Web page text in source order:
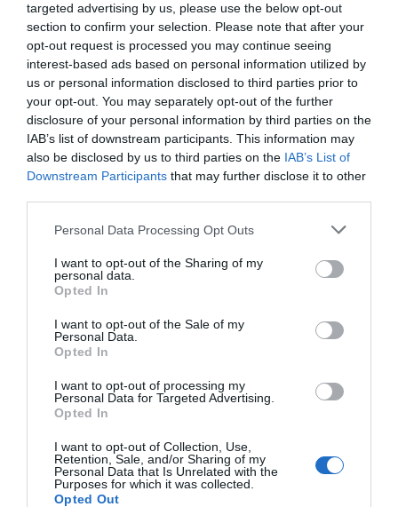
targeted advertising by us, please use the below opt-out
section to confirm your selection. Please note that after your
opt-out request is processed you may continue seeing
interest-based ads based on personal information utilized by
us or personal information disclosed to third parties prior to
your opt-out. You may separately opt-out of the further
disclosure of your personal information by third parties on the
IAB’s list of downstream participants. This information may
also be disclosed by us to third parties on the IAB’s List of
Downstream Participants that may further disclose it to other
Please note that this website/app uses one or more Google
not limited to your visit or usage behaviour. You may click to
grant or deny consent to Google and its third-party tags to
use your data for below specified purposes in below Google
consent section.
Personal Data Processing Opt Outs
I want to opt-out of the Sharing of my
personal data.
Opted In
I want to opt-out of the Sale of my
Personal Data.
Opted In
I want to opt-out of processing my
Personal Data for Targeted Advertising.
Opted In
I want to opt-out of Collection, Use,
Retention, Sale, and/or Sharing of my
Personal Data that Is Unrelated with the
Purposes for which it was collected.
Opted Out
Lola és férje a Lenke nevet adták a kislányuknak, a szülés
után nyolc héttel pedig már vissza is tért a ringbe a
Sztárbox 2024-es évadában versenyző tévés. Elképesztő
formában van két hónappal azután, hogy világra hozta
az első gyermekét, amit az Instagram-videója is
alátámaszt.
– Több mint fél év után újra felvettem a bokszkesztyűm.
Hogy miért csinálom? Mert nekem ez szórakozás, ez az
ami igazán feltölt – írta a bokszolós felvételhez Lola.
Megosztás: Facebook Twitter Pinterest
Címkék: szülés
Korábbi bejegyzések Következő bejegyzés
HASONLÓ BEJEGYZÉSEK